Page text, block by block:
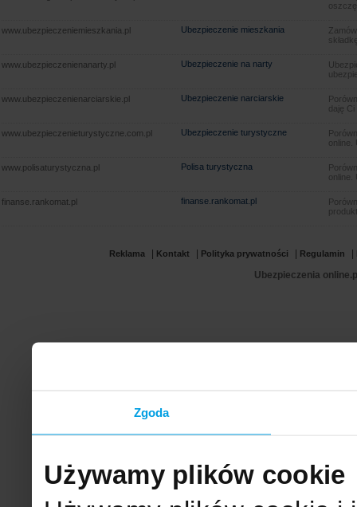
Zgoda
Używamy plików cookie
www.ubezpieczeniemieszkania.pl Ubezpieczenie mieszkania
www.ubezpieczenienanarty.pl Ubezpieczenie na narty
www.ubezpieczenienarciarskie.pl Ubezpieczenie narciarskie
daję
www.ubezpieczenieturystyczne.com.pl Ubezpieczenie turystyczne
www.polisaturystyczna.pl Polisa turystyczna
finanse.rankomat.pl finanse.rankomat.pl
Reklama Kontakt Polityka prywatności Regulamin
Ubezpieczenia